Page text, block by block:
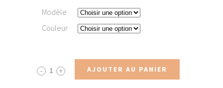
Modèle
Couleur
AJOUTER AU PANIER